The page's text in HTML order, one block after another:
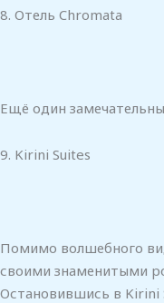
8. Отель Chromata
Ещё один
9. Kirini Suites
Помимо волшебного
своими знаменитыми
Остановившись в Kirini